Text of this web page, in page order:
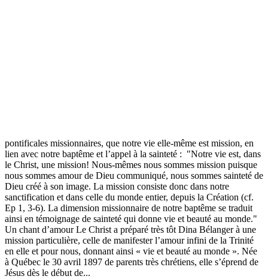
pontificales missionnaires, que notre vie elle-même est mission, en
lien avec notre baptême et l’appel à la sainteté : "Notre vie est, dans
le Christ, une mission! Nous-mêmes nous sommes mission puisque
nous sommes amour de Dieu communiqué, nous sommes sainteté de
Dieu créé à son image. La mission consiste donc dans notre
sanctification et dans celle du monde entier, depuis la Création (cf.
Ep 1, 3-6). La dimension missionnaire de notre baptême se traduit
ainsi en témoignage de sainteté qui donne vie et beauté au monde."
Un chant d’amour Le Christ a préparé très tôt Dina Bélanger à une
mission particulière, celle de manifester l’amour infini de la Trinité
en elle et pour nous, donnant ainsi « vie et beauté au monde ». Née
à Québec le 30 avril 1897 de parents très chrétiens, elle s’éprend de
Jésus dès le début de...